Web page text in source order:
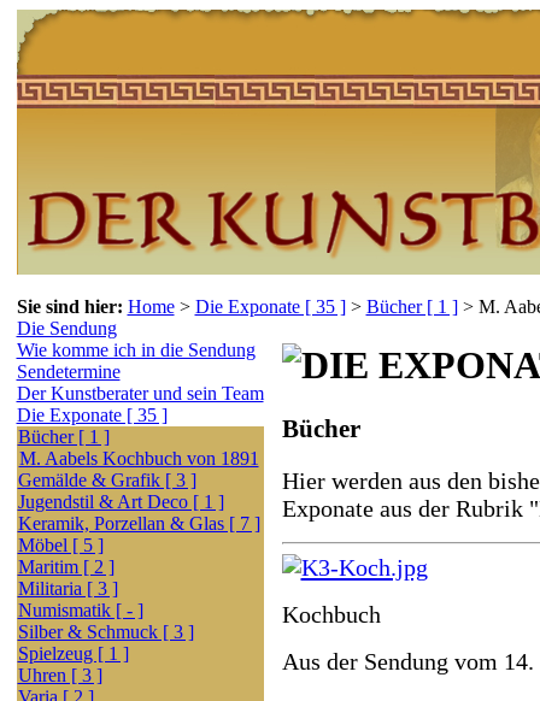
Sie sind hier: Home > Die Exponate [ 35 ] > Bücher [ 1 ] >M.
Die Sendung
Wie komme ich in die Sendung
Sendetermine
Der Kunstberater und sein Team
Die Exponate [ 35 ]
Bücher [ 1 ]
M. Aabels Kochbuch von 1891
Gemälde & Grafik [ 3 ]
Jugendstil & Art Deco [ 1 ]
Keramik, Porzellan & Glas [ 7 ]
Möbel [ 5 ]
Maritim [ 2 ]
Militaria [ 3 ]
Numismatik [ - ]
Silber & Schmuck [ 3 ]
Spielzeug [ 1 ]
Uhren [ 3 ]
Varia [ 2 ]
Bücher
Hier werden aus den
Exponate aus der Rubrik
Kochbuch
Aus der Sendung vom